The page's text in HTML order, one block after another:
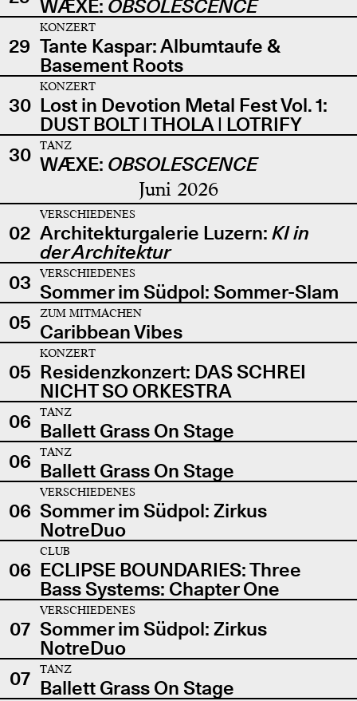
WÆXE: OBSOLESCENCE
29
KONZERT
Tante Kaspar: Albumtaufe &
Basement Roots
30
KONZERT
Lost in Devotion Metal Fest Vol. 1:
DUST BOLT | THOLA | LOTRIFY
30
TANZ
WÆXE: OBSOLESCENCE
Juni 2026
02
VERSCHIEDENES
Architekturgalerie Luzern: KI in
der Architektur
03
VERSCHIEDENES
Sommer im Südpol: Sommer-Slam
05
ZUM MITMACHEN
Caribbean Vibes
05
KONZERT
Residenzkonzert: DAS SCHREI
NICHT SO ORKESTRA
06
TANZ
Ballett Grass On Stage
06
TANZ
Ballett Grass On Stage
06
VERSCHIEDENES
Sommer im Südpol: Zirkus
NotreDuo
06
CLUB
ECLIPSE BOUNDARIES: Three
Bass Systems: Chapter One
07
VERSCHIEDENES
Sommer im Südpol: Zirkus
NotreDuo
07
TANZ
Ballett Grass On Stage